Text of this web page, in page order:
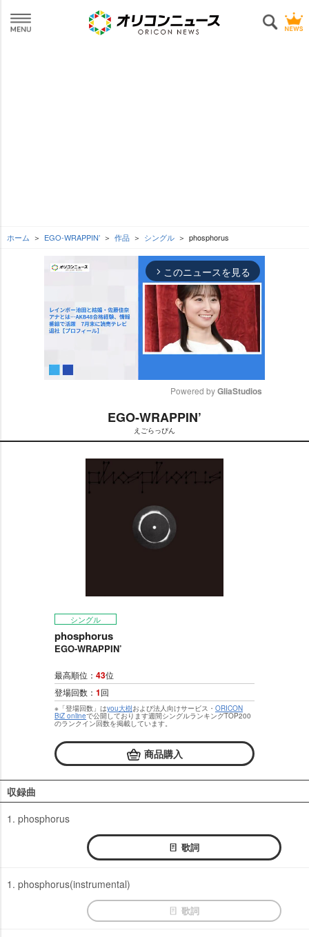
ホーム EGO-WRAPPIN’ 作品 シングル phosphorus
arrow_forward_ios このニュースを見る
t
e
Powered by GliaStudios
EGO-WRAPPIN’
えごらっぴん
シングル
phosphorus
EGO-WRAPPIN’
最高順位： 43位
登場回数： 1回
※「登場回数」はyou大樹および法人向けサービス・ ORICON
BiZ onlineで公開しております週間シングルランキングTOP200
のランクイン回数を掲載しています。
商品購入
収録曲
1. phosphorus
歌詞
1. phosphorus(instrumental)
歌詞